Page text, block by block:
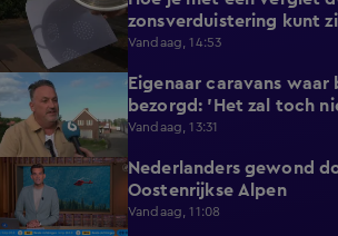
zonsverduistering kunt
Vandaag, 14:53
2:14
Eigenaar caravans
bezorgd: 'Het zal toch
Vandaag, 13:31
0:34
Nederlanders gewond
Oostenrijkse Alpen
Vandaag, 11:08